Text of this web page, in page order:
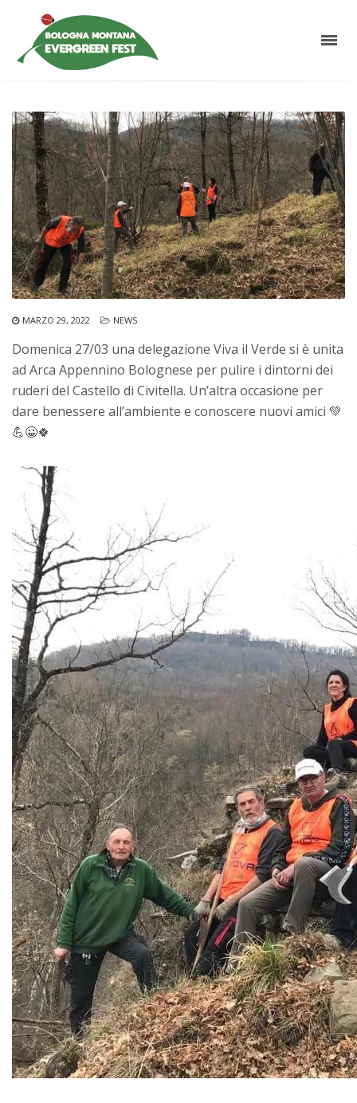
MARZO 29, 2022 NEWS
Domenica 27/03 una delegazione Viva il Verde si è unita
ad Arca Appennino Bolognese per pulire i dintorni dei
ruderi del Castello di Civitella. Un’altra occasione per
dare benessere all’ambiente e conoscere nuovi amici 💚
💪😀🍀